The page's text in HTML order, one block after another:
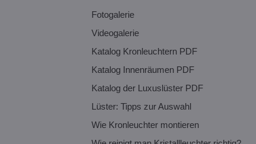
Fotogalerie
Videogalerie
Katalog Kronleuchtern PDF
Katalog Innenräumen PDF
Katalog der Luxuslüster PDF
Lüster: Tipps zur Auswahl
Wie Kronleuchter montieren